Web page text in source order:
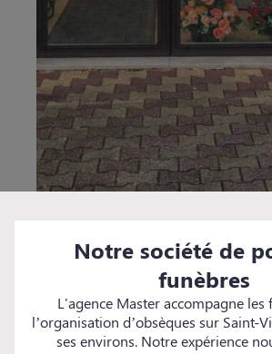
Notre société de
funèbres
L'agence Master accompagne les
l’organisation d’obsèques sur Saint-
ses environs. Notre expérience